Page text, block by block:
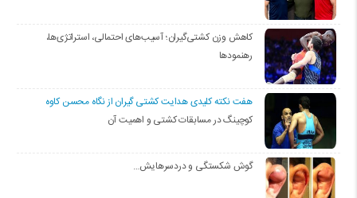
کاهش وزن کشتی‌گیران؛ آسیب‌های احتمالی، استراتژی‌ها،
رهنمودها
هفت نکته کلیدی هدایت کشتی گیران از نگاه محسن کاوه
کوچینگ در مسابقات کشتی و اهمیت آن
گوش شکستگی و دردسرهایش…